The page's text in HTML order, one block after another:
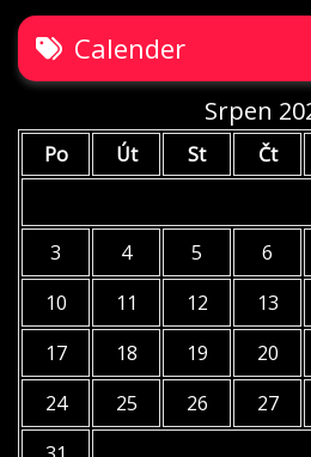
Calender
Srpen
Po Út St Čt
3
4 5 6
10
11 12 13
17
18 19 20
24
25 26 27